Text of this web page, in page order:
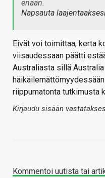
enään.
Napsauta
Eivät voi toimittaa, kerta
viisaudessaan päätti
Australiasta sillä
riippumatonta tutkimusta
Kirjaudu sisään
Kommentoi uutista tai